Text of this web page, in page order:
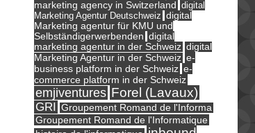
marketing agency in Switzerland digital
Marketing Agentur Deutschweiz digital
Marketing agentur für KMU und
Selbständigerwerbenden digital
marketing agentur in der Schweiz digital
Marketing Agentur in der Schweiz e-
business platform in der Schweiz e-
commerce platform in der Schweiz
emjiventures Forel (Lavaux)
GRI Groupement Romand de l'Informa
Groupement Romand de l'Informatique